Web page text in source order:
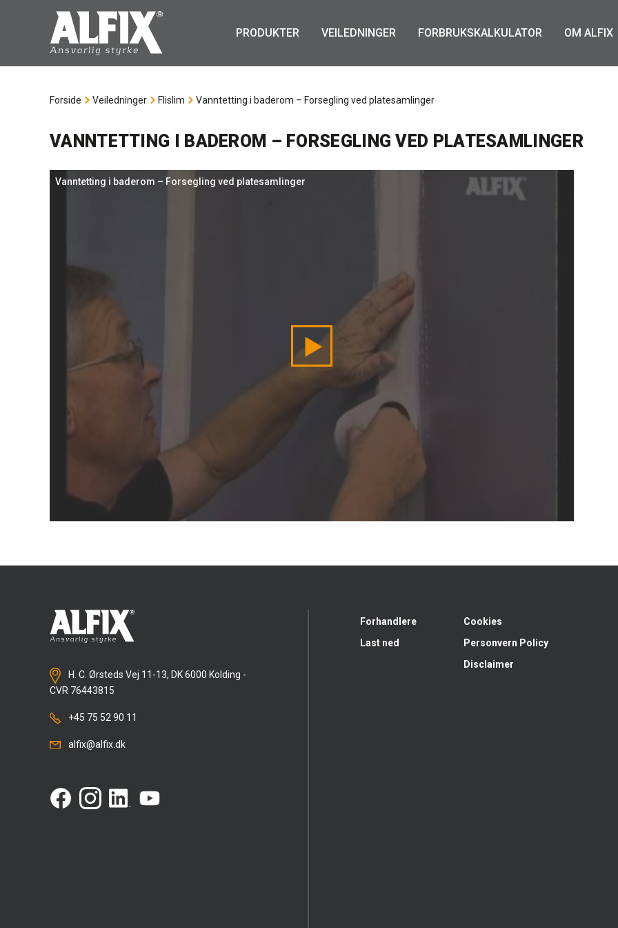
PRODUKTER VEILEDNINGER FORBRUKSKALKULATOR OM ALFIX
Forside Veiledninger Flislim Vanntetting i baderom – Forsegling ved platesamlinger
VANNTETTING I BADEROM – FORSEGLING VED PLATESAMLINGER
Vanntetting i baderom – Forsegling ved platesamlinger
H. C. Ørsteds Vej 11-13, DK 6000 Kolding -
CVR 76443815
+45 75 52 90 11
alfix@alfix.dk
Forhandlere
Last ned
Cookies
Personvern Policy
Disclaimer